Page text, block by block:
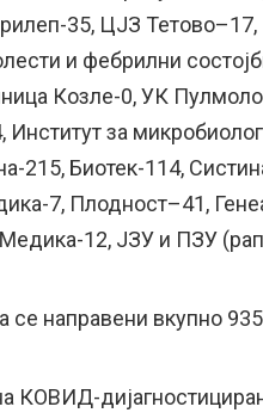
35, ЦЈЗ
и фебрилни
Козле-0, УК
Институт за
215, Биотек-114,
7, Плодност–41,
12, ЈЗУ и ПЗУ
се направени вкупно
КОВИД-